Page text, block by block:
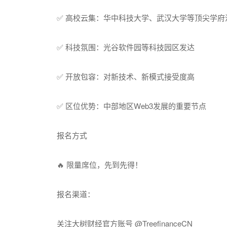
✅ 高校云集：华中科技大学、武汉大学等顶尖学
✅ 科技氛围：光谷软件园等科技园区发达
✅ 开放包容：对新技术、新模式接受度高
✅ 区位优势：中部地区Web3发展的重要节点
报名方式
🔥 限量席位，先到先得！
报名渠道：
关注大树财经官方账号 @TreefinanceCN